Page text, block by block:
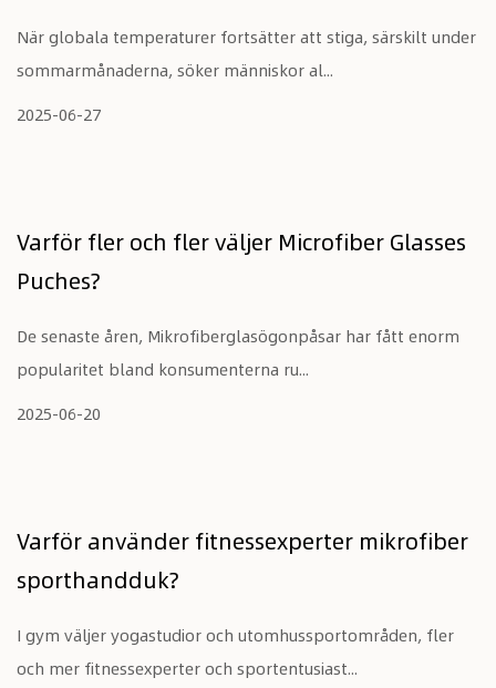
När globala temperaturer fortsätter att stiga, särskilt under
sommarmånaderna, söker människor al...
2025-06-27
Varför fler och fler väljer Microfiber Glasses
Puches?
De senaste åren, Mikrofiberglasögonpåsar har fått enorm
popularitet bland konsumenterna ru...
2025-06-20
Varför använder fitnessexperter mikrofiber
sporthandduk?
I gym väljer yogastudior och utomhussportområden, fler
och mer fitnessexperter och sportentusiast...